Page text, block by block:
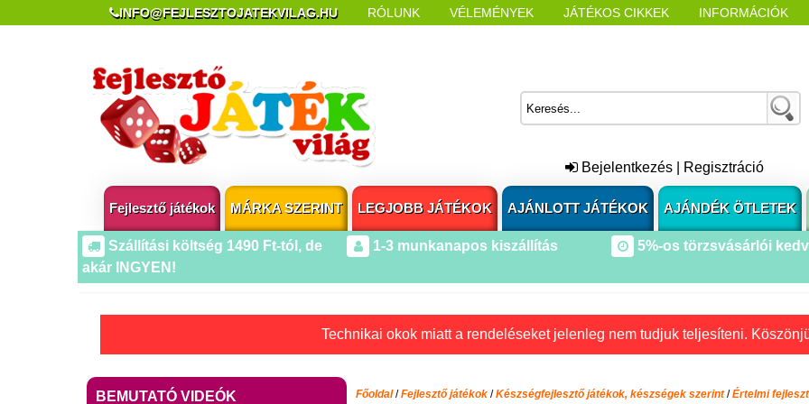
INFO@FEJLESZTOJATEKVILAG.HU RÓLUNK VÉLEMÉNYEK JÁTÉKOS CIKKEK INFORMÁCIÓK
Bejelentkezés Regisztráció
Fejlesztő játékok MÁRKA SZERINT LEGJOBB JÁTÉKOK AJÁNLOTT JÁTÉKOK AJÁNDÉK ÖTLETEK
Szállítási költség 1490 Ft-tól, de
akár INGYEN!
1-3 munkanapos kiszállítás 5%-os törzsvásárlói
Technikai okok miatt a rendeléseket jelenleg nem tudjuk teljesíteni.
BEMUTATÓ VIDEÓK Főoldal/Fejlesztő játékok /Készségfejlesztő játékok, készségek szerint /Értelmi